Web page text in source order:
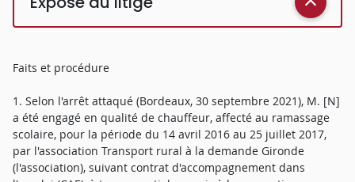
Faits et procédure
1. Selon l'arrêt attaqué (Bordeaux, 30 septembre 2021), M. [N]
a été engagé en qualité de chauffeur, affecté au ramassage
scolaire, pour la période du 14 avril 2016 au 25 juillet 2017,
par l'association Transport rural à la demande Gironde
(l'association), suivant contrat d'accompagnement dans